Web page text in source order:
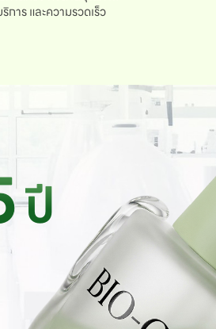
การ และความรวดเร็ว
ปี